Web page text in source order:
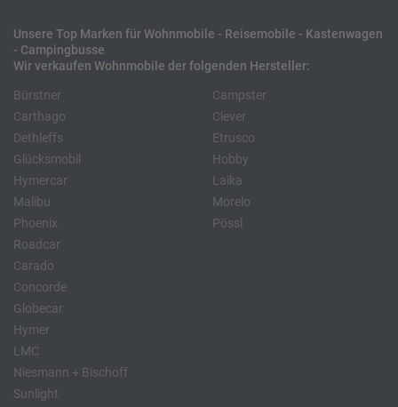
Unsere Top Marken für Wohnmobile - Reisemobile - Kastenwagen
- Campingbusse
Wir verkaufen Wohnmobile der folgenden Hersteller:
Bürstner
Carthago
Dethleffs
Glücksmobil
Hymercar
Malibu
Phoenix
Roadcar
Campster
Clever
Etrusco
Hobby
Laika
Morelo
Pössl
Carado
Concorde
Globecar
Hymer
LMC
Niesmann + Bischoff
Sunlight